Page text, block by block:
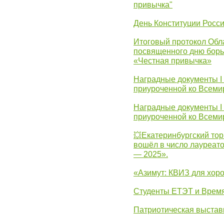
привычка"
День Конституции
Итоговый протокол
посвященного дню
«Честная привычка»
Наградные документы
приуроченной ко
Наградные документы
приуроченной ко
💥Екатеринбургский
вошёл в число
— 2025».
«Азимут: КВИЗ для
Студенты ЕТЭТ и
Патриотическая